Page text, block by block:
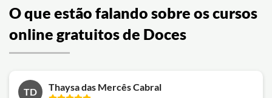
O que estão falando sobre os cursos
online gratuitos de Doces
TD Thaysa das Mercês Cabral